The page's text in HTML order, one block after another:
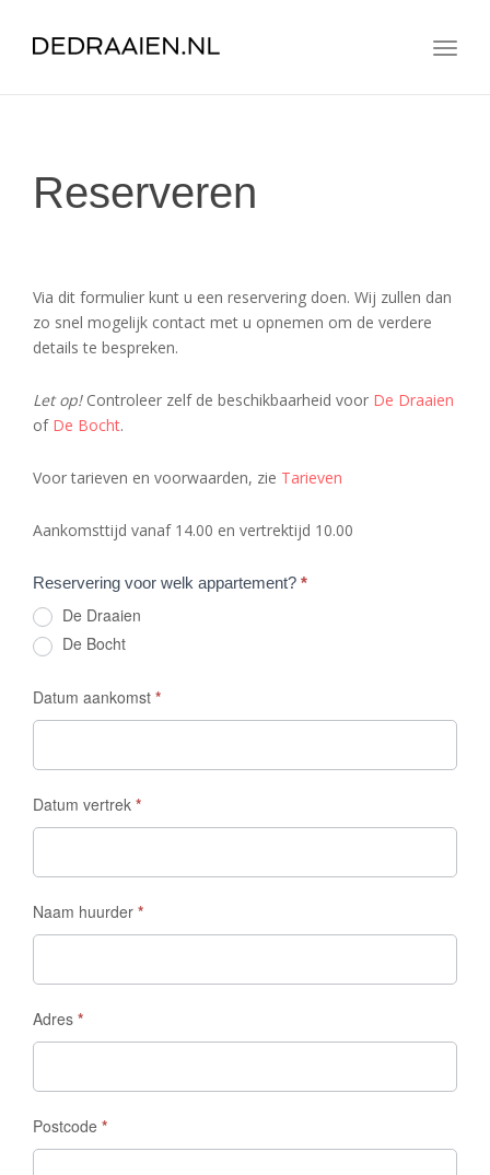
Reserveren
Reserveren
Via dit formulier kunt u een reservering doen. Wij zullen dan
zo snel mogelijk contact met u opnemen om de verdere
details te bespreken.
Let op!Controleer zelf de beschikbaarheid voor De Draaien
of De Bocht.
Voor tarieven en voorwaarden, zie Tarieven
Aankomsttijd vanaf 14.00 en vertrektijd 10.00
Reservering voor welk appartement? *
De Draaien
De Bocht
Datum aankomst *
Datum vertrek *
Naam huurder *
Adres *
Postcode *